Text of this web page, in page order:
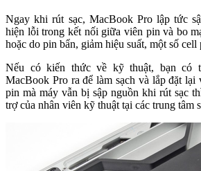
Ngay khi rút sạc, MacBook Pro lập tức
hiện lỗi trong kết nối giữa viên pin và bo
hoặc do pin bẩn, giảm hiệu suất, một số cell
Nếu có kiến thức về kỹ thuật, bạn có
MacBook Pro ra để làm sạch và lắp đặt
pin mà máy vẫn bị sập nguồn khi rút sạc
trợ của nhân viên kỹ thuật tại các trung tâm